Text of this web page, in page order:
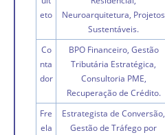
eto
Neuroarquitetura, Projetos
Sustentáveis.
Co
nta
dor
BPO Financeiro, Gestão
Tributária Estratégica,
Consultoria PME,
Recuperação de Crédito.
Fre
ela
Estrategista de Conversão,
Gestão de Tráfego por